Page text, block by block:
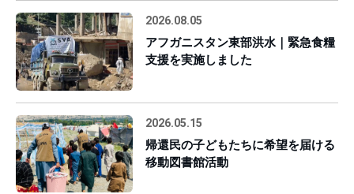
2026.08.05
アフガニスタン東部洪水｜緊急食糧
支援を実施しました
2026.05.15
帰還民の子どもたちに希望を届ける
移動図書館活動